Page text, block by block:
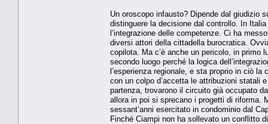
Un oroscopo infausto? Dipende dal giudizio
distinguere la decisione dal controllo. In
l’integrazione delle competenze. Ci ha
diversi attori della cittadella burocratica.
copilota. Ma c’è anche un pericolo, in
secondo luogo perché la logica
l’esperienza regionale, e sta proprio in ciò
con un colpo d’accetta le attribuzioni statali
partenza, trovarono il circuito già occupato
allora in poi si sprecano i progetti di riforma.
sessant’anni esercitato in condominio dal
Finché Ciampi non ha sollevato un conflitto